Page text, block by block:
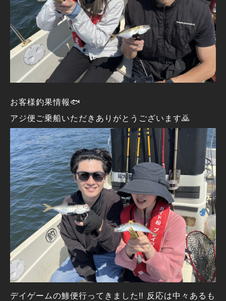
お客様釣果情報🐟
アジ便ご乗船いただきありがとうございます🙇
デイゲームの鯵便行ってきました‼️ 反応は中々あるも